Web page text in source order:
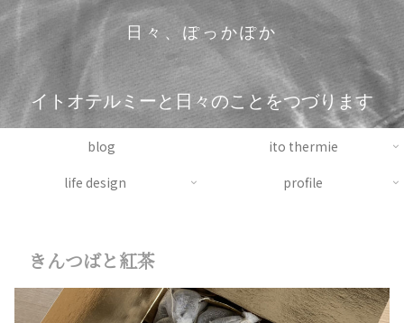
日々、ぽっかぽか
イトオテルミーと日々のことをつづります
blog
ito thermie
life design
profile
きんつばと紅茶